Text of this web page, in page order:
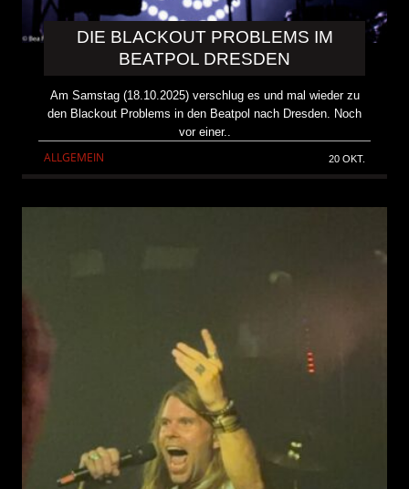
DIE BLACKOUT PROBLEMS IM
BEATPOL DRESDEN
Am Samstag (18.10.2025) verschlug es und mal wieder zu
den Blackout Problems in den Beatpol nach Dresden. Noch
vor einer..
ALLGEMEIN 20 OKT.